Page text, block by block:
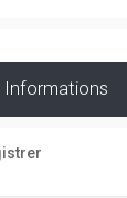
Informations